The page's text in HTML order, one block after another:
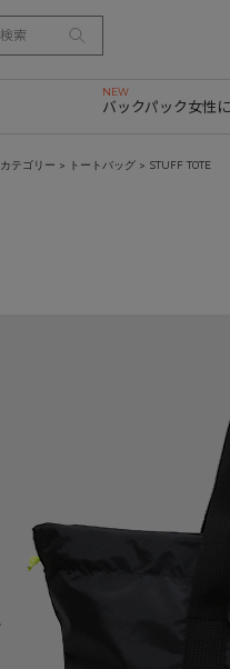
バックパック女性
カテゴリー > トートバッグ > STUFF TOTE